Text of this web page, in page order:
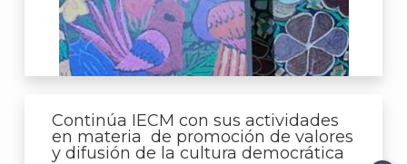
Continúa IECM con sus actividades
en materia de promoción de valores
y difusión de la cultura democrática